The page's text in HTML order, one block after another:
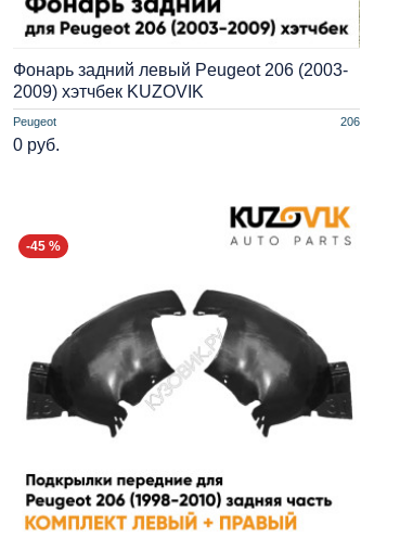
Peugeot 206
Фонарь задний левый Peugeot 206 (2003-
2009) хэтчбек KUZOVIK
0 руб.
-45 %